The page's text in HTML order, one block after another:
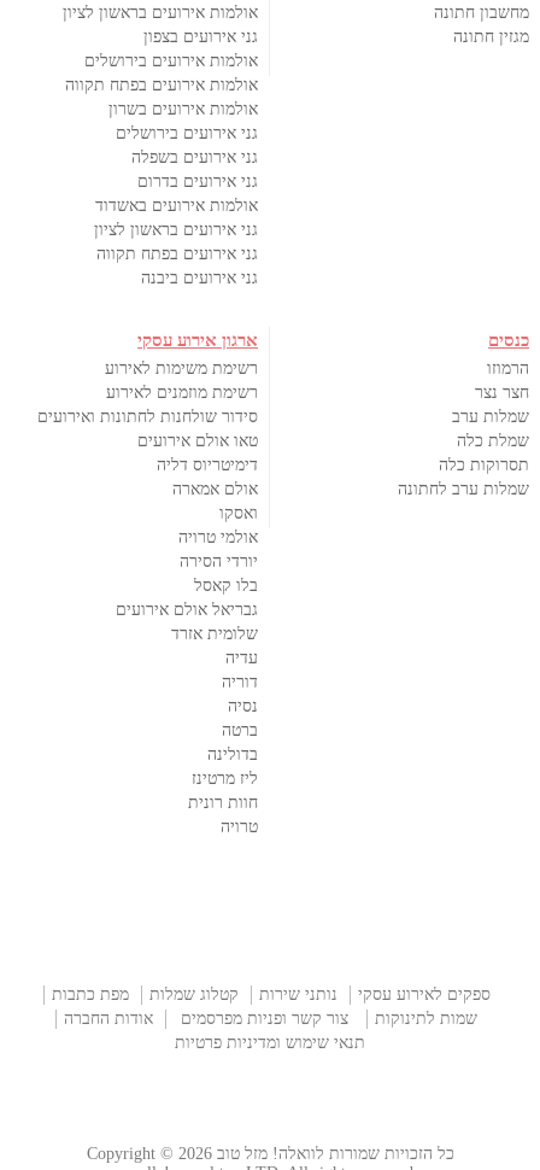
מחשבון חתונה
מגזין חתונה
אולמות אירועים בראשון לציון
גני אירועים בצפון
אולמות אירועים בירושלים
אולמות אירועים בפתח תקווה
אולמות אירועים בשרון
גני אירועים בירושלים
גני אירועים בשפלה
גני אירועים בדרום
אולמות אירועים באשדוד
גני אירועים בראשון לציון
גני אירועים בפתח תקווה
גני אירועים ביבנה
כנסים
הרמוזו
חצר נצר
שמלות ערב
שמלת כלה
תסרוקות כלה
שמלות ערב לחתונה
ארגון אירוע עסקי
רשימת משימות לאירוע
רשימת מוזמנים לאירוע
סידור שולחנות לחתונות ואירועים
טאו אולם אירועים
דימיטריוס דליה
אולם אמארה
ואסקו
אולמי טרויה
יורדי הסירה
בלו קאסל
גבריאל אולם אירועים
שלומית אזרד
עדיה
דוריה
נסיה
ברטה
בדולינה
ליז מרטינז
חוות רונית
טרויה
ספקים לאירוע עסקי נותני שירות קטלוג שמלות
מפת כתבות
שמות לתינוקות
צור קשר ופניות מפרסמים
אודות החברה
תנאי שימוש ומדיניות פרטיות
כל הזכויות שמורות לוואלה! מזל טוב Copyright © 2026